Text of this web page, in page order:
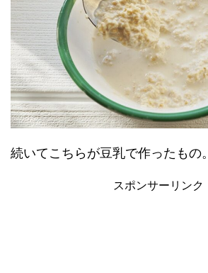
続いてこちらが豆乳で作ったもの。
スポンサーリンク